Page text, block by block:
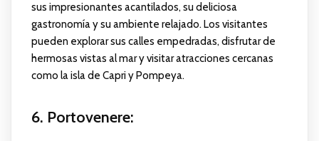
sus impresionantes acantilados, su deliciosa
gastronomía y su ambiente relajado. Los visitantes
pueden explorar sus calles empedradas, disfrutar de
hermosas vistas al mar y visitar atracciones cercanas
como la isla de Capri y Pompeya.
6. Portovenere: